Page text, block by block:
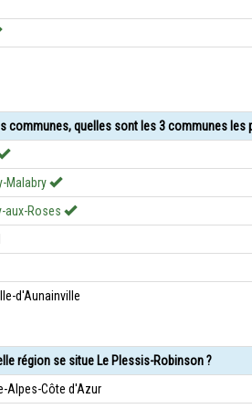
communes, quelles sont les 3 communes les
Malabry
aux-Roses
d'Aunainville
région se situe Le Plessis-Robinson ?
Alpes-Côte d'Azur